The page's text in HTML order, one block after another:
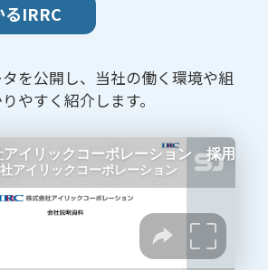
IRRC
を公開し、当社の働く環境や組
やすく紹介します。